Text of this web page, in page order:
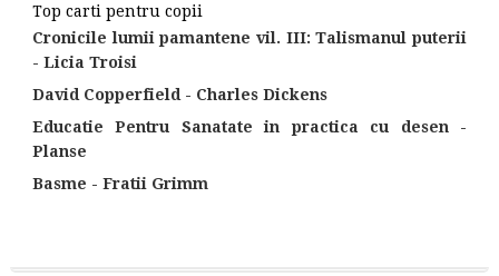
Top carti pentru copii
Cronicile lumii pamantene vil. III: Talismanul puterii
- Licia Troisi
David Copperfield - Charles Dickens
Educatie Pentru Sanatate in practica cu desen -
Planse
Basme - Fratii Grimm